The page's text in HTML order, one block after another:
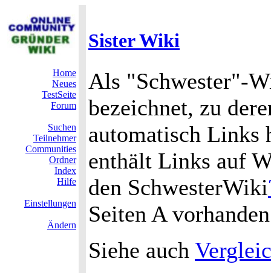
Sister Wiki
Home
Neues
TestSeite
Forum
Suchen
Teilnehmer
Communities
Ordner
Index
Hilfe
Einstellungen
Ändern
Als "Schwester"-
bezeichnet, zu
automatisch Links
enthält Links auf
den SchwesterWiki
Seiten A
Siehe auch